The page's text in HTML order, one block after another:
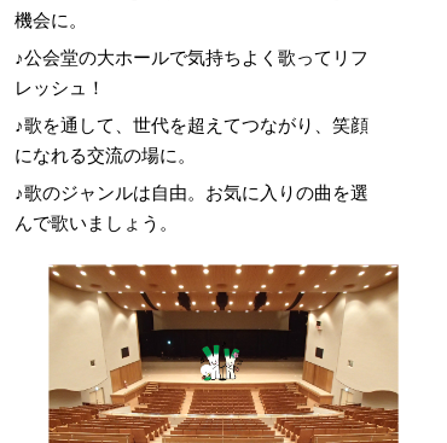
機会に。
♪公会堂の大ホールで気持ちよく歌ってリフ
レッシュ！
♪歌を通して、世代を超えてつながり、笑顔
になれる交流の場に。
♪歌のジャンルは自由。お気に入りの曲を選
んで歌いましょう。